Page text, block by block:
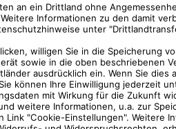
vollständig entfernen und